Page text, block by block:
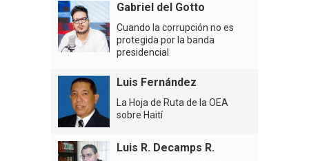
Gabriel del Gotto
Cuando la corrupción no es
protegida por la banda
presidencial
Luis Fernández
La Hoja de Ruta de la OEA
sobre Haití
Luis R. Decamps R.